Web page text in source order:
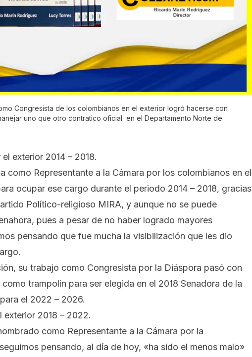
Congresista de los colombianos en el exterior logró hacerse con
uno que otro contratico oficial en el Departamento Norte de
exterior 2014 – 2018.
como Representante a la Cámara por los colombianos en el
ocupar ese cargo durante el periodo 2014 – 2018, gracias
Político-religioso MIRA, y aunque no se puede
pues a pesar de no haber logrado mayores
pensando que fue mucha la visibilización que les dio
su trabajo como Congresista por la Diáspora pasó con
trampolín para ser elegida en el 2018 Senadora de la
el 2022 – 2026.
exterior 2018 – 2022.
como Representante a la Cámara por la
pensando, al día de hoy, «ha sido el menos malo»